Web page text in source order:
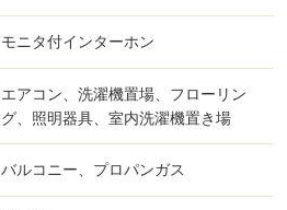
モニタ付インターホン
エアコン、洗濯機置場、フローリン
グ、照明器具、室内洗濯機置き場
バルコニー、プロパンガス